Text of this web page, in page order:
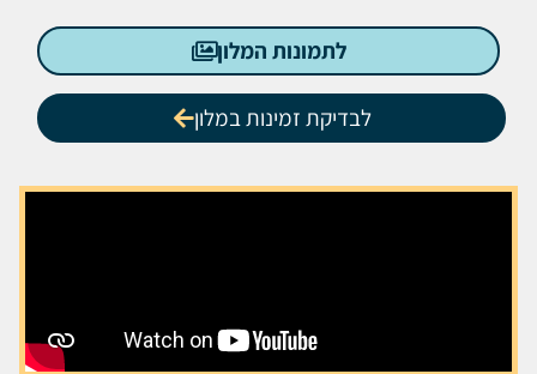
לתמונות המלון
לבדיקת זמינות במלון